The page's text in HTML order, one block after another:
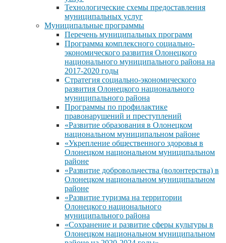
Технологические схемы предоставления
муниципальных услуг
Муниципальные программы
Перечень муниципальных программ
Программа комплексного социально-
экономического развития Олонецкого
национального муниципального района на
2017-2020 годы
Стратегия социально-экономического
развития Олонецкого национального
муниципального района
Программы по профилактике
правонарушений и преступлений
«Развитие образования в Олонецком
национальном муниципальном районе
«Укрепление общественного здоровья в
Олонецком национальном муниципальном
районе
«Развитие добровольчества (волонтерства) в
Олонецком национальном муниципальном
районе
«Развитие туризма на территории
Олонецкого национального
муниципального района
«Сохранение и развитие сферы культуры в
Олонецком национальном муниципальном